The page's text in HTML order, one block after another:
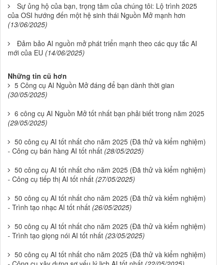
Sự ủng hộ của bạn, trọng tâm của chúng tôi: Lộ trình 2025
của OSI hướng đến một hệ sinh thái Nguồn Mở mạnh hơn
(13/06/2025)
Đảm bảo AI nguồn mở phát triển mạnh theo các quy tắc AI
mới của EU (14/06/2025)
Những tin cũ hơn
5 Công cụ AI Nguồn Mở đáng để bạn dành thời gian
(30/05/2025)
6 công cụ AI Nguồn Mở tốt nhất bạn phải biết trong năm 2025
(29/05/2025)
50 công cụ AI tốt nhất cho năm 2025 (Đã thử và kiểm nghiệm)
- Công cụ bán hàng AI tốt nhất (28/05/2025)
50 công cụ AI tốt nhất cho năm 2025 (Đã thử và kiểm nghiệm)
- Công cụ tiếp thị AI tốt nhất (27/05/2025)
50 công cụ AI tốt nhất cho năm 2025 (Đã thử và kiểm nghiệm)
- Trình tạo nhạc AI tốt nhất (26/05/2025)
50 công cụ AI tốt nhất cho năm 2025 (Đã thử và kiểm nghiệm)
- Trình tạo giọng nói AI tốt nhất (23/05/2025)
50 công cụ AI tốt nhất cho năm 2025 (Đã thử và kiểm nghiệm)